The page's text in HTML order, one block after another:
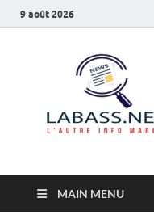
9 août 2026
MAIN MENU